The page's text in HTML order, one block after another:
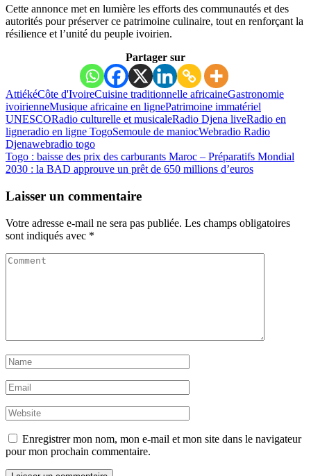
Cette annonce met en lumière les efforts des communautés et des
autorités pour préserver ce patrimoine culinaire, tout en renforçant la
résilience et l’unité du peuple ivoirien.
Partager sur
AttiékéCôte d'IvoireCuisine traditionnelle africaineGastronomie
ivoirienneMusique africaine en lignePatrimoine immatériel
UNESCORadio culturelle et musicaleRadio Djena liveRadio en
ligneradio en ligne TogoSemoule de maniocWebradio Radio
Djenawebradio togo
Togo : baisse des prix des carburants Maroc – Préparatifs Mondial
2030 : la BAD approuve un prêt de 650 millions d’euros
Laisser un commentaire
Votre adresse e-mail ne sera pas publiée. Les champs obligatoires
sont indiqués avec *
Enregistrer mon nom, mon e-mail et mon site dans le navigateur
pour mon prochain commentaire.